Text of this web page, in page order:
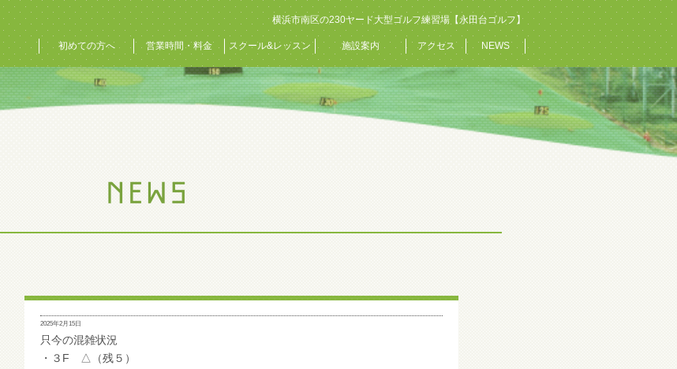
横浜市南区の230ヤード大型ゴルフ練習場【永田台ゴルフ】
初めての方へ 営業時間・料金 スクール&レッスン 施設案内 アクセス NEWS
2025年2月15日
只今の混雑状況
・３F △（残５）